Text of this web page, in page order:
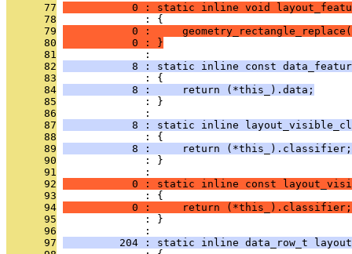
      77
0 : static inline void
      78
              : {
      79
0 :
      80
           0 : }
      81
              :
      82
8 : static inline const
      83
              : {
      84
           8 :     return (*this_).data;
      85
              : }
      86
              :
      87
8 : static inline
      88
              : {
      89
           8 :     return (*this_).classifier;
      90
              : }
      91
              :
      92
0 : static inline const
      93
              : {
      94
           0 :     return (*this_).classifier;
      95
              : }
      96
              :
      97
204 : static inline data_row_t